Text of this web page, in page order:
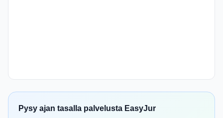
Pysy ajan tasalla palvelusta EasyJur